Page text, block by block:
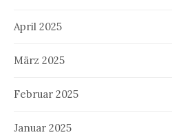
April 2025
März 2025
Februar 2025
Januar 2025